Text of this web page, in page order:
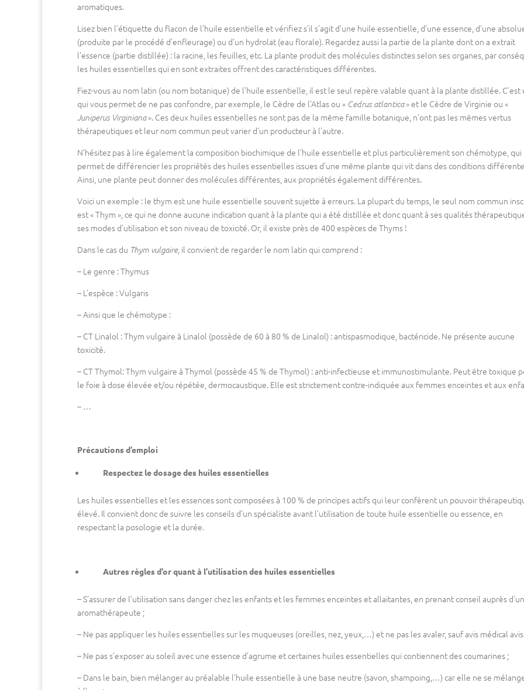
aromatiques.
Lisez bien l’étiquette du flacon de l’huile essentielle et vérifiez s’il s’agit d’une huile essentielle, d’une essence, d’une
(produite par le procédé d’enfleurage) ou d’un hydrolat (eau florale). Regardez aussi la partie de la plante dont on a extrait
l’essence (partie distillée) : la racine, les feuilles, etc. La plante produit des molécules distinctes selon ses organes, par
les huiles essentielles qui en sont extraites offrent des caractéristiques différentes.
Fiez-vous au nom latin (ou nom botanique) de l’huile essentielle, il est le seul repère valable quant à la plante distillée. C’est
qui vous permet de ne pas confondre, par exemple, le Cèdre de l’Atlas ou « Cedrus atlantica» et le Cèdre de Virginie ou «
Juniperus Virginiana». Ces deux huiles essentielles ne sont pas de la même famille botanique, n’ont pas les mêmes vertus
thérapeutiques et leur nom commun peut varier d’un producteur à l’autre.
N’hésitez pas à lire également la composition biochimique de l’huile essentielle et plus particulièrement son chémotype, qui
permet de différencier les propriétés des huiles essentielles issues d’une même plante qui vit dans des conditions
Ainsi, une plante peut donner des molécules différentes, aux propriétés également différentes.
Voici un exemple : le thym est une huile essentielle souvent sujette à erreurs. La plupart du temps, le seul nom commun
est « Thym », ce qui ne donne aucune indication quant à la plante qui a été distillée et donc quant à ses qualités
ses modes d’utilisation et son niveau de toxicité. Or, il existe près de 400 espèces de Thyms !
Dans le cas du Thym vulgaire, il convient de regarder le nom latin qui comprend :
– Le genre : Thymus
– L’espèce : Vulgaris
– Ainsi que le chémotype :
– CT Linalol : Thym vulgaire à Linalol (possède de 60 à 80 % de Linalol) : antispasmodique, bactéricide. Ne présente aucune
toxicité.
– CT Thymol: Thym vulgaire à Thymol (possède 45 % de Thymol) : anti-infectieuse et immunostimulante. Peut être toxique
le foie à dose élevée et/ou répétée, dermocaustique. Elle est strictement contre-indiquée aux femmes enceintes et aux
– …
Précautions d’emploi
Respectez le dosage des huiles essentielles
Les huiles essentielles et les essences sont composées à 100 % de principes actifs qui leur confèrent un pouvoir
élevé. Il convient donc de suivre les conseils d’un spécialiste avant l’utilisation de toute huile essentielle ou essence, en
respectant la posologie et la durée.
Autres règles d’or quant à l’utilisation des huiles essentielles
– S’assurer de l’utilisation sans danger chez les enfants et les femmes enceintes et allaitantes, en prenant conseil auprès d’un
aromathérapeute ;
– Ne pas appliquer les huiles essentielles sur les muqueuses (oreilles, nez, yeux,…) et ne pas les avaler, sauf avis médical
– Ne pas s’exposer au soleil avec une essence d’agrume et certaines huiles essentielles qui contiennent des coumarines ;
– Dans le bain, bien mélanger au préalable l’huile essentielle à une base neutre (savon, shampoing,…) car elle ne se